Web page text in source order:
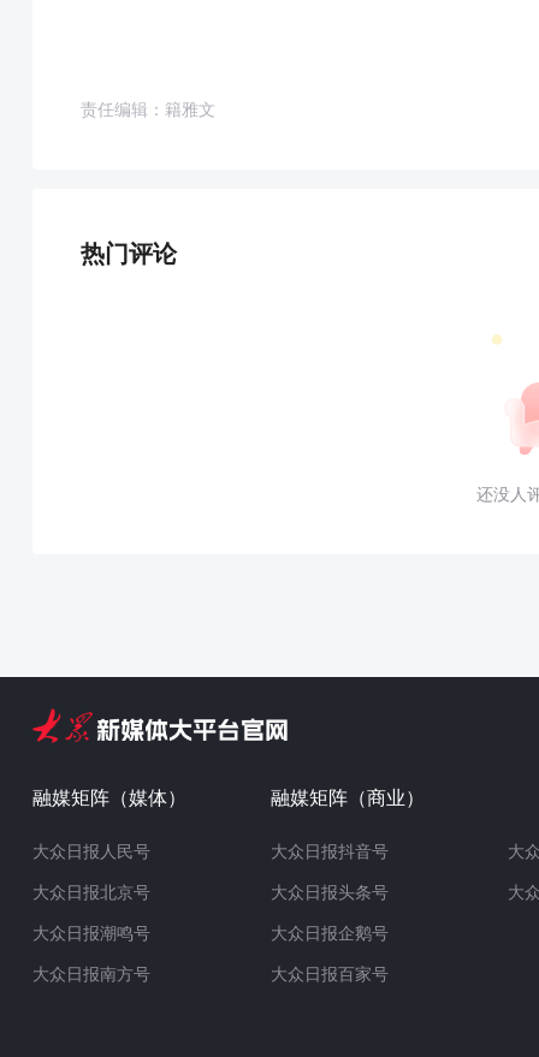
责任编辑：籍雅文
热门评论
还没人
融媒矩阵（媒体）
大众日报人民号
大众日报北京号
大众日报潮鸣号
大众日报南方号
融媒矩阵（商业）
大众日报抖音号
大众日报头条号
大众日报企鹅号
大众日报百家号
大
大